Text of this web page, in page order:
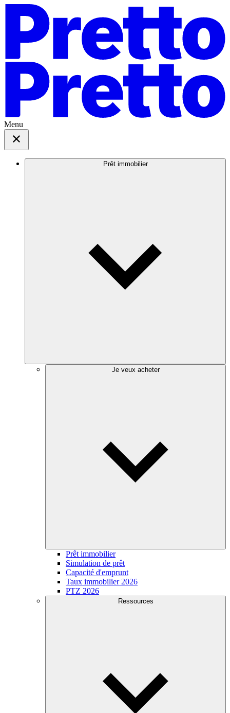
Menu
Prêt immobilier
Je veux acheter
Prêt immobilier
Simulation de prêt
Capacité d'emprunt
Taux immobilier 2026
PTZ 2026
Ressources